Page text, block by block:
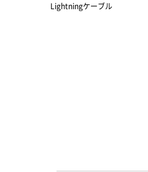
Lightningケーブル